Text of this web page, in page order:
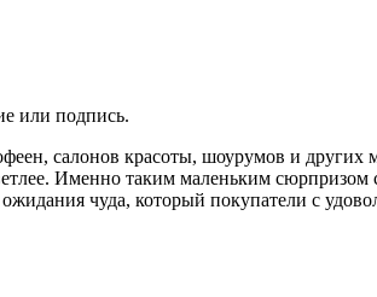
или подпись.
салонов красоты, шоурумов и других
Именно таким маленьким сюрпризом
чуда, который покупатели с